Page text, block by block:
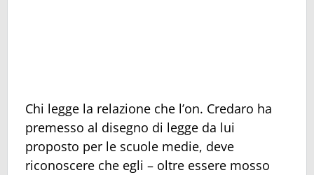
Chi legge la relazione che l’on. Credaro ha
premesso al disegno di legge da lui
proposto per le scuole medie, deve
riconoscere che egli – oltre essere mosso